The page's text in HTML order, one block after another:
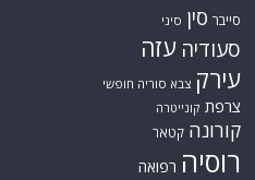
סייבר סין סיני
סעודיה עזה
עירק צבא סוריה חופשי
צרפת קונייטרה
קורונה קטאר
רוסיה רפואה